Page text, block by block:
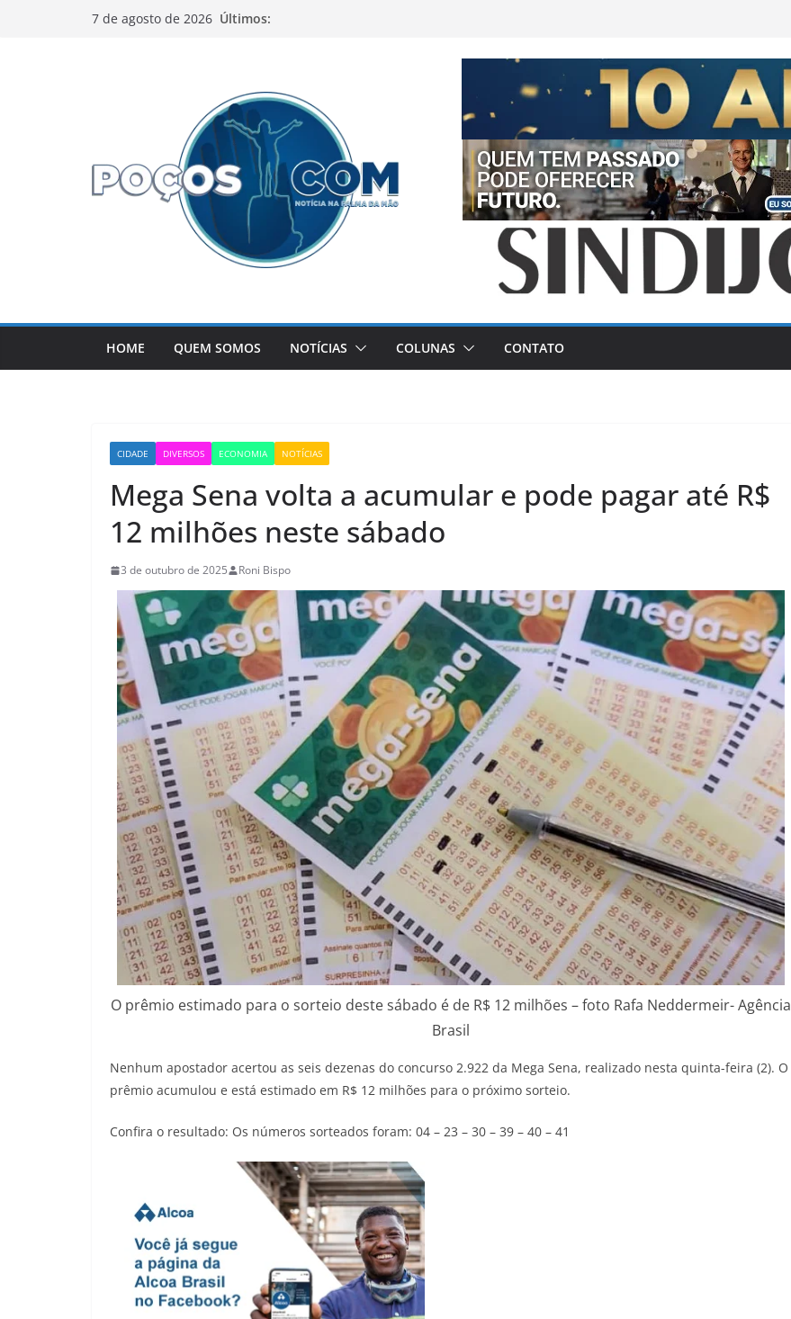
7 de agosto de 2026 Últimos:
HOME QUEM SOMOS NOTÍCIAS COLUNAS CONTATO
CIDADE DIVERSOS ECONOMIA NOTÍCIAS
Mega Sena volta a acumular e pode pagar até R$
12 milhões neste sábado
3 de outubro de 2025 Roni Bispo
O prêmio estimado para o sorteio deste sábado é de R$ 12 milhões – foto Rafa Neddermeir- Agência
Brasil
Nenhum apostador acertou as seis dezenas do concurso 2.922 da Mega Sena, realizado nesta quinta-feira (2). O
prêmio acumulou e está estimado em R$ 12 milhões para o próximo sorteio.
Confira o resultado: Os números sorteados foram: 04 – 23 – 30 – 39 – 40 – 41